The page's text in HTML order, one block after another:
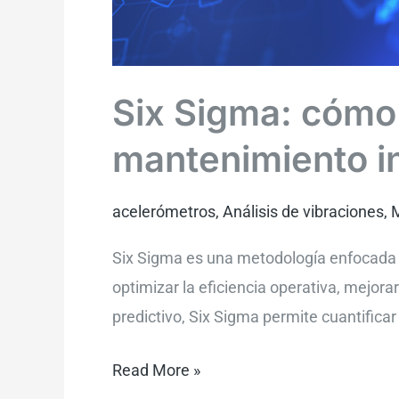
Six Sigma:
mantenimiento
acelerómetros, Análisis de vibraciones,
Six Sigma es una metodología
optimizar la eficiencia operativa,
predictivo, Six Sigma permite
Read More »